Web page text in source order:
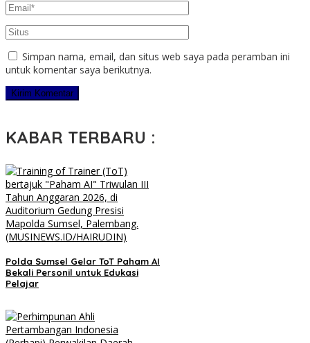
Simpan nama, email, dan situs web saya pada peramban ini
untuk komentar saya berikutnya.
KABAR TERBARU :
Polda Sumsel Gelar ToT Paham AI
Bekali Personil untuk Edukasi
Pelajar